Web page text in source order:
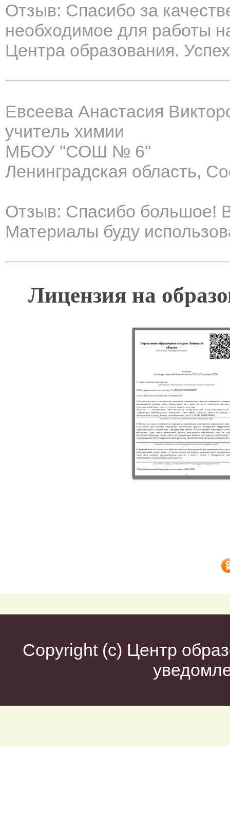
Отзыв: Спасибо за
необходимое для работы
Центра образования.
Евсеева Анастасия
учитель химии
МБОУ "СОШ № 6"
Ленинградская область,
Отзыв: Спасибо большое!
Материалы буду
Лицензия на
Copyright (c) Центр